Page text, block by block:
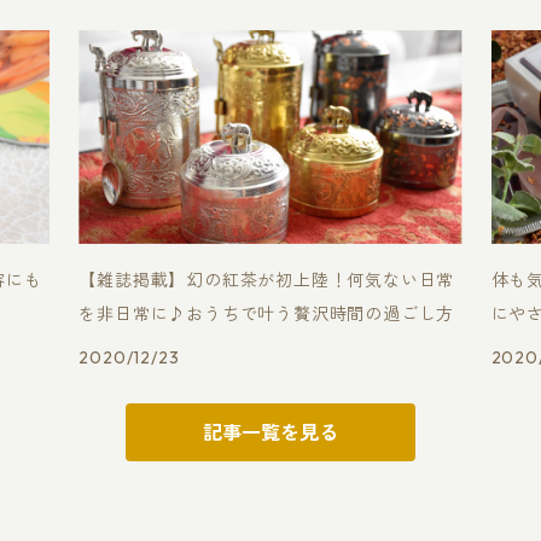
も
【雑誌掲載】幻の紅茶が初上陸！何気ない日常
を非日常に♪おうちで叶う贅沢時間の過ごし方
2020/12/23
体も
にや
記事一覧を見る